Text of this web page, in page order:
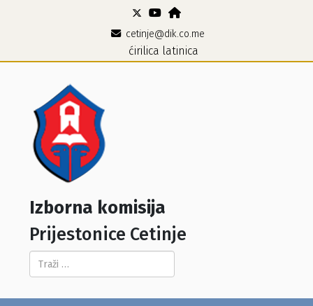
cetinje@dik.co.me
ćirilica latinica
Izborna komisija
Prijestonice Cetinje
Pretraga...